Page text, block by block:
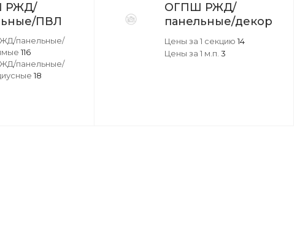
РЖД/
ПВЛ
панельные/
116
панельные/
18
ОГПШ РЖД/
панельные/декор
Цены за 1 секцию 14
Цены за 1 м.п. 3